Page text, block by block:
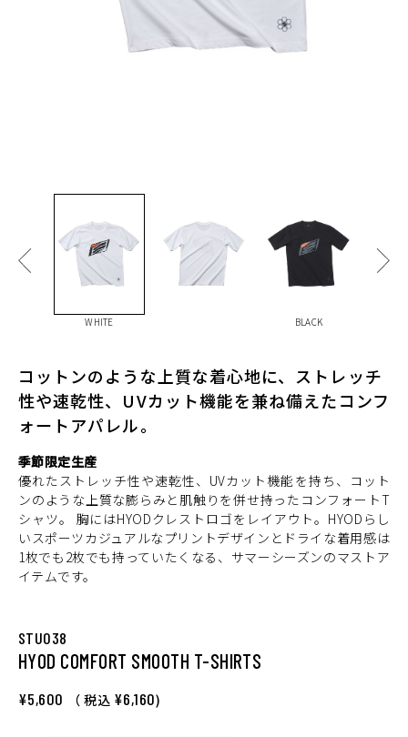
WHITE BLACK
コットンのような上質な着心地に、ストレッチ
性や速乾性、UVカット機能を兼ね備えたコンフ
ォートアパレル。
季節限定生産
優れたストレッチ性や速乾性、UVカット機能を持ち、コット
ンのような上質な膨らみと肌触りを併せ持ったコンフォートT
シャツ。 胸にはHYODクレストロゴをレイアウト。HYODらし
いスポーツカジュアルなプリントデザインとドライな着用感は
1枚でも2枚でも持っていたくなる、サマーシーズンのマストア
イテムです。
STU038
HYOD COMFORT SMOOTH T-SHIRTS
¥5,600 （ 税込 ¥6,160)